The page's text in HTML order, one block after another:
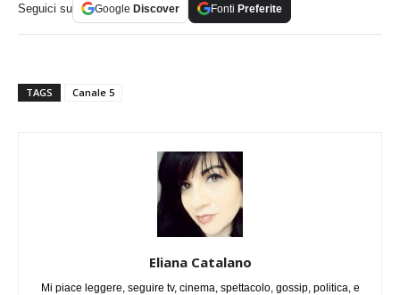
Seguici su Google Discover Fonti Preferite
TAGS Canale 5
Eliana Catalano
Mi piace leggere, seguire tv, cinema, spettacolo, gossip, politica, e